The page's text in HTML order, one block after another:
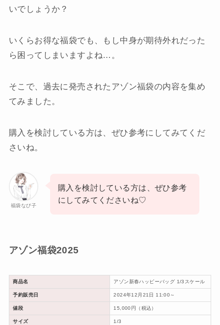
いでしょうか？
いくらお得な福袋でも、もし中身が期待外れだった
ら困ってしまいますよね…。
そこで、過去に発売されたアゾン福袋の内容を集め
てみました。
購入を検討している方は、ぜひ参考にしてみてくだ
さいね。
福袋なび子
購入を検討している方は、ぜひ参考
にしてみてくださいね♡
アゾン福袋2025
商品名 アゾン新春ハッピーバッグ 1/3スケール
予約販売日 2024年12月21日 11:00～
値段 15,000円（税込）
サイズ 1/3